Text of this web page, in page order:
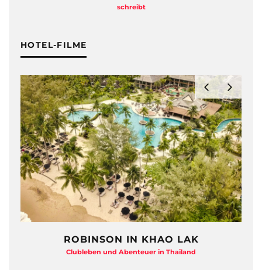
schreibt
HOTEL-FILME
ROBINSON IN KHAO LAK
Clubleben und Abenteuer in Thailand